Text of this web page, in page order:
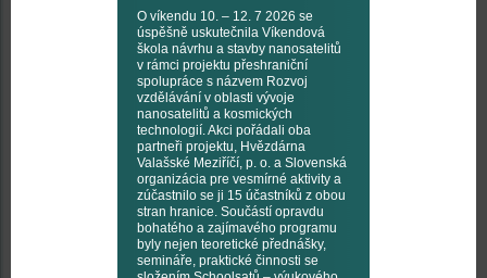
O víkendu 10. – 12. 7 2026 se
úspěšně uskutečnila Víkendová
škola návrhu a stavby nanosatelitů
v rámci projektu přeshraniční
spolupráce s názvem Rozvoj
vzdělávání v oblasti vývoje
nanosatelitů a kosmických
technologií. Akci pořádali oba
partneři projektu, Hvězdárna
Valašské Meziříčí, p. o. a Slovenská
organizácia pre vesmírné aktivity a
zúčastnilo se ji 15 účastníků z obou
stran hranice. Součástí opravdu
bohatého a zajímavého programu
byly nejen teoretické přednášky,
semináře, praktické činnosti se